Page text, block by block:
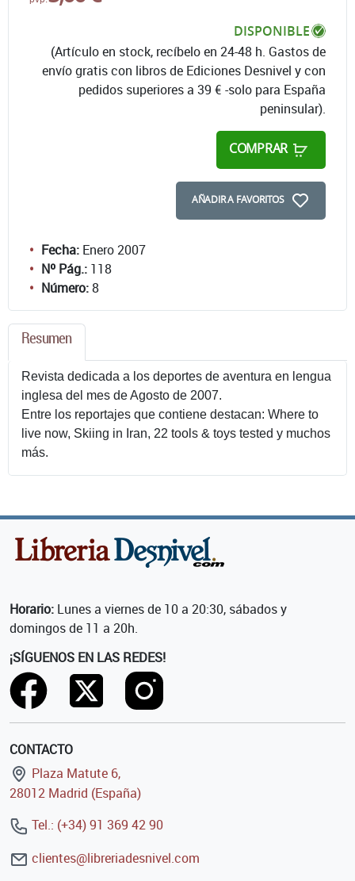
DISPONIBLE
(Artículo en stock, recíbelo en 24-48 h. Gastos de
envío gratis con libros de Ediciones Desnivel y con
pedidos superiores a 39 € -solo para España
peninsular).
COMPRAR
AÑADIR A FAVORITOS
Fecha: Enero 2007
Nº Pág.: 118
Número:8
Resumen
Revista dedicada a los deportes de aventura en lengua
inglesa del mes de Agosto de 2007.
Entre los reportajes que contiene destacan: Where to
live now, Skiing in Iran, 22 tools & toys tested y muchos
más.
Horario: Lunes a viernes de 10 a 20:30, sábados y
domingos de 11 a 20h.
¡SÍGUENOS EN LAS REDES!
CONTACTO
Plaza Matute 6,
28012 Madrid (España)
Tel.: (+34) 91 369 42 90
clientes@libreriadesnivel.com